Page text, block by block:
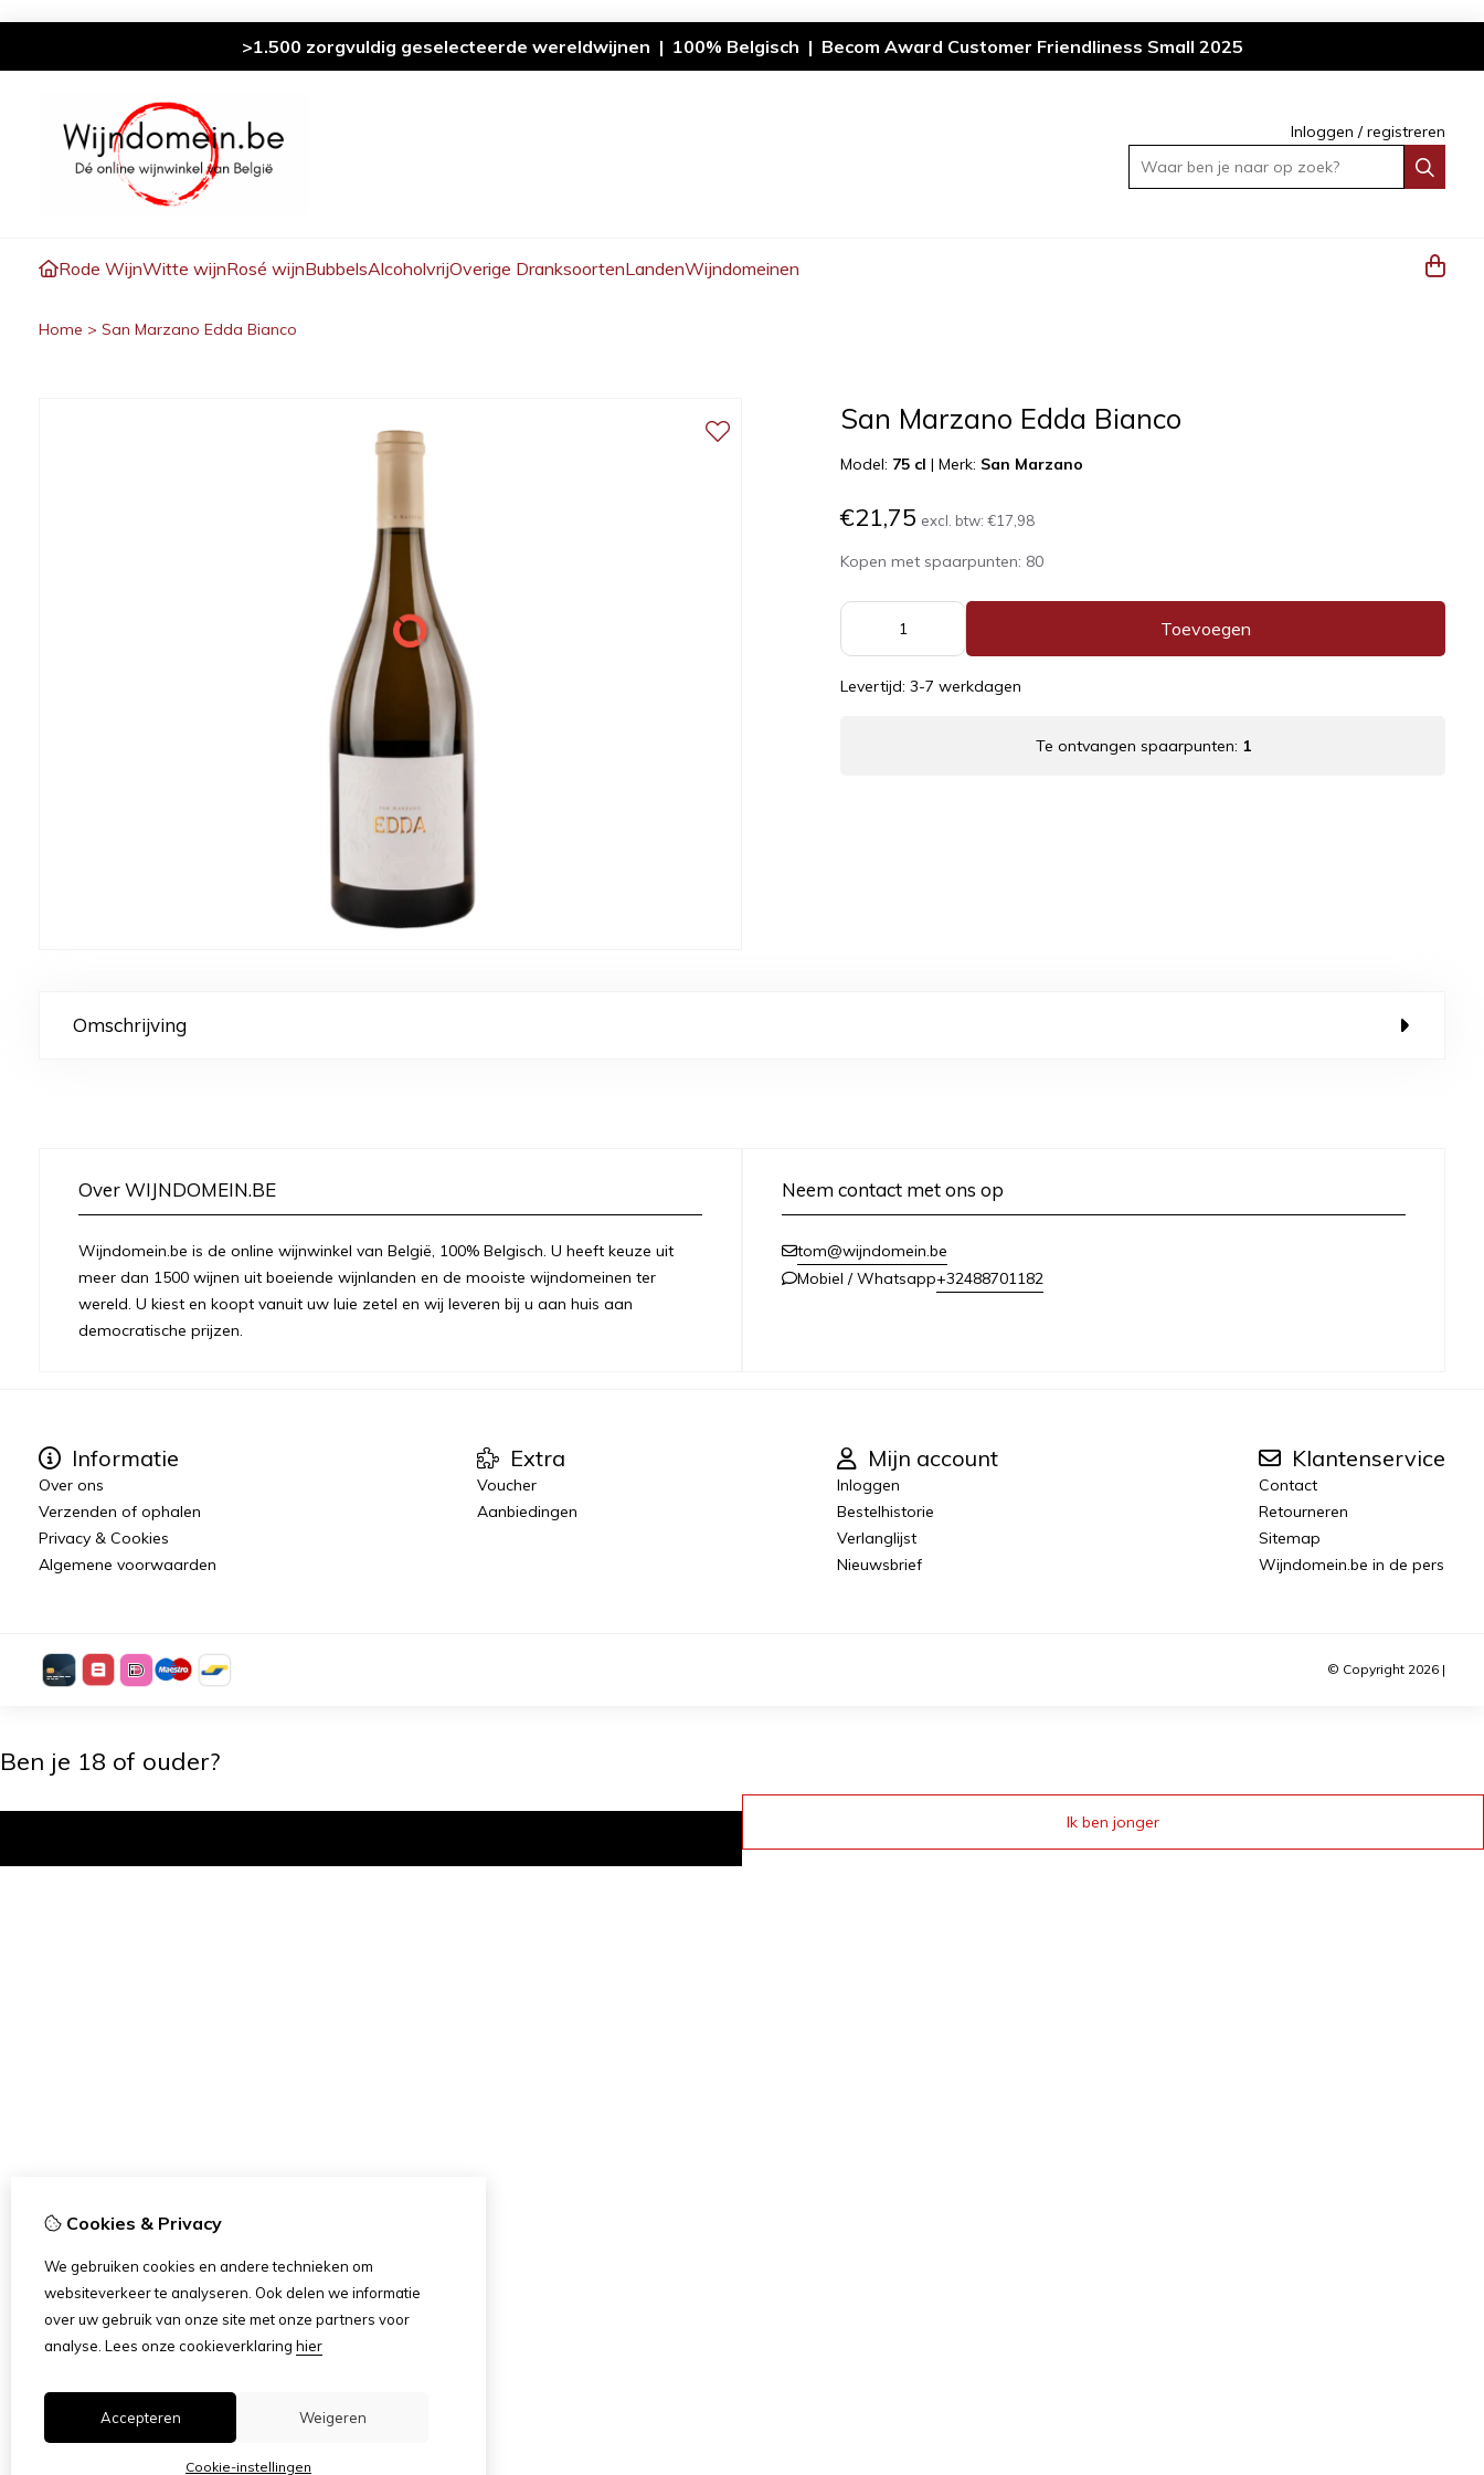
>1.500 zorgvuldig geselecteerde wereldwijnen | 100% Belgisch | Becom Award Customer Friendliness Small 2025
Inloggen /registreren
Waar ben je naar op zoek?
Rode WijnWitte wijnRosé wijnBubbelsAlcoholvrijOverige DranksoortenLandenWijndomeinen
Home > San Marzano Edda Bianco
San Marzano Edda Bianco
Model: 75 cl |Merk: San Marzano
€21,75 excl. btw:€17,98
Kopen met spaarpunten: 80
Toevoegen
Levertijd: 3-7 werkdagen
Te ontvangen spaarpunten: 1
Omschrijving
Over WIJNDOMEIN.BE
Wijndomein.be is de online wijnwinkel van België, 100% Belgisch. U heeft keuze uit
meer dan 1500 wijnen uit boeiende wijnlanden en de mooiste wijndomeinen ter
wereld. U kiest en koopt vanuit uw luie zetel en wij leveren bij u aan huis aan
democratische prijzen.
Neem contact met ons op
tom@wijndomein.be
Mobiel / Whatsapp+32488701182
Informatie
Over ons
Verzenden of ophalen
Privacy & Cookies
Algemene voorwaarden
Extra
Voucher
Aanbiedingen
Mijn account
Inloggen
Bestelhistorie
Verlanglijst
Nieuwsbrief
Klantenservice
Contact
Retourneren
Sitemap
Wijndomein.be in de pers
© Copyright 2026 |
Cookies & Privacy
We gebruiken cookies en andere technieken om
websiteverkeer te analyseren. Ook delen we informatie
over uw gebruik van onze site met onze partners voor
analyse. Lees onze cookieverklaring hier
Accepteren Weigeren
Cookie-instellingen
Ben je 18 of ouder?
Ik ben jonger